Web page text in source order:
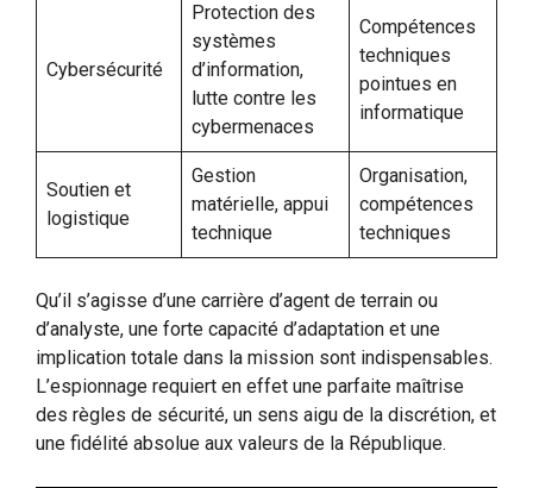
Cybersécurité
Protection des
systèmes
d’information,
lutte contre les
cybermenaces
Compétences
techniques
pointues en
informatique
Soutien et
logistique
Gestion
matérielle, appui
technique
Organisation,
compétences
techniques
Qu’il s’agisse d’une carrière d’agent de terrain ou
d’analyste, une forte capacité d’adaptation et une
implication totale dans la mission sont indispensables.
L’espionnage requiert en effet une parfaite maîtrise
des règles de sécurité, un sens aigu de la discrétion, et
une fidélité absolue aux valeurs de la République.